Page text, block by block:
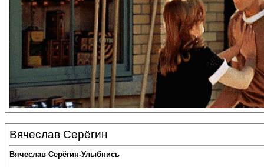
Вячеслав Серёгин
Вячеслав Серёгин-Улыбнись